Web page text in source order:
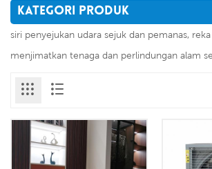
KATEGORI PRODUK
siri penyejukan udara sejuk dan pemanas,
menjimatkan tenaga dan perlindungan alam